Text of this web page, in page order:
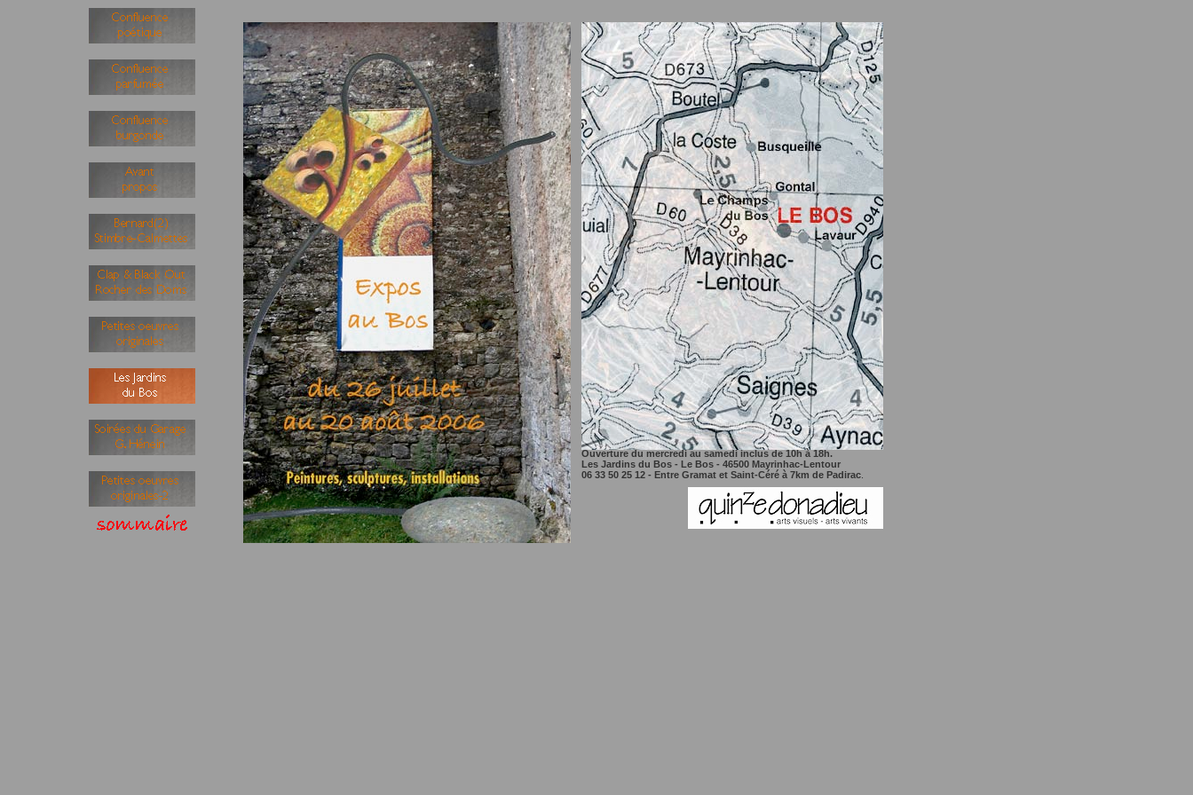
Ouverture du mercredi au samedi inclus de 10h à 18h.
Les Jardins du Bos - Le Bos - 46500 Mayrinhac-Lentour
06 33 50 25 12 - Entre Gramat et Saint-Céré à 7km de Padirac